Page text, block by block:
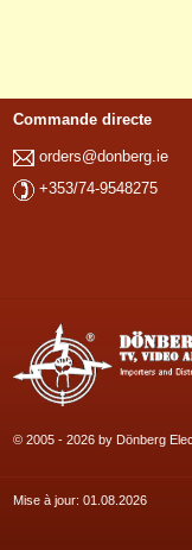
Commande directe
orders@donberg.ie
+353/74-9548275
© 2005 - 2026 by Dönberg
Mise à jour: 01.08.2026